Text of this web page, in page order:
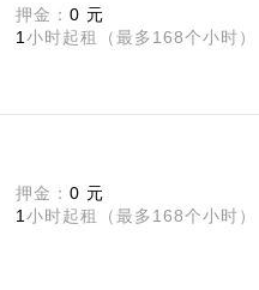
押金： 0 元
1 小时起租（最多168个小时）
押金： 0 元
1 小时起租（最多168个小时）